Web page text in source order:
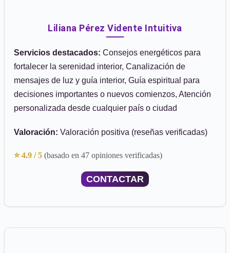
Liliana Pérez Vidente Intuitiva
Servicios destacados: Consejos energéticos para
fortalecer la serenidad interior, Canalización de
mensajes de luz y guía interior, Guía espiritual para
decisiones importantes o nuevos comienzos, Atención
personalizada desde cualquier país o ciudad
Valoración: Valoración positiva (reseñas verificadas)
⭐ 4.9 / 5 (basado en 47 opiniones verificadas)
CONTACTAR